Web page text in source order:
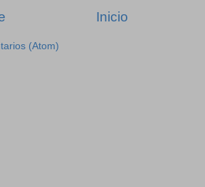
Inicio
(Atom)